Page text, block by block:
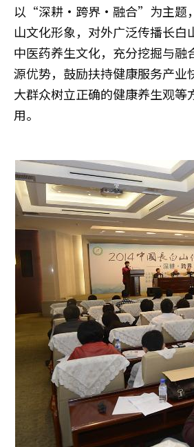
以“深耕‧跨界‧融合”为主题
山文化形象，对外广泛传播长白
中医药养生文化，充分挖掘与融
源优势，鼓励扶持健康服务产业
大群众树立正确的健康养生观等
用。